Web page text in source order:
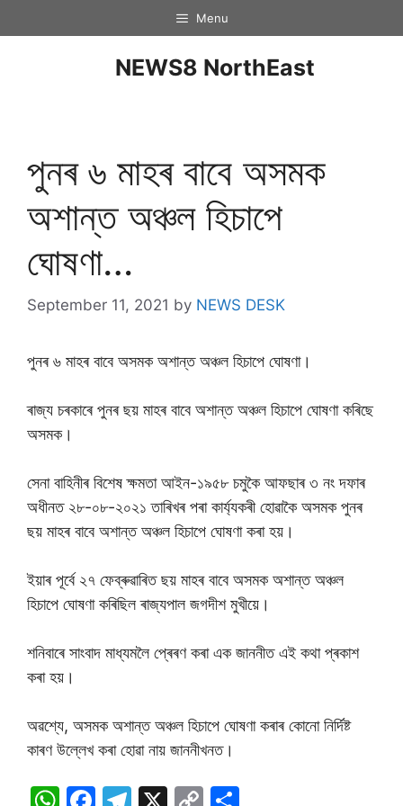
Menu
NEWS8 NorthEast
পুনৰ ৬ মাহৰ বাবে অসমক
অশান্ত অঞ্চল হিচাপে
ঘোষণা…
September 11, 2021 by NEWS DESK
পুনৰ ৬ মাহৰ বাবে অসমক অশান্ত অঞ্চল হিচাপে ঘোষণা।
ৰাজ্য চৰকাৰে পুনৰ ছয় মাহৰ বাবে অশান্ত অঞ্চল হিচাপে ঘোষণা কৰিছে
অসমক।
সেনা বাহিনীৰ বিশেষ ক্ষমতা আইন-১৯৫৮ চমুকৈ আফছাৰ ৩ নং দফাৰ
অধীনত ২৮-০৮-২০২১ তাৰিখৰ পৰা কাৰ্য্যকৰী হোৱাকৈ অসমক পুনৰ
ছয় মাহৰ বাবে অশান্ত অঞ্চল হিচাপে ঘোষণা কৰা হয়।
ইয়াৰ পূৰ্বে ২৭ ফেব্ৰুৱাৰিত ছয় মাহৰ বাবে অসমক অশান্ত অঞ্চল
হিচাপে ঘোষণা কৰিছিল ৰাজ্যপাল জগদীশ মুখীয়ে।
শনিবাৰে সাংবাদ মাধ্যমলৈ প্ৰেৰণ কৰা এক জাননীত এই কথা প্ৰকাশ
কৰা হয়।
অৱশ্যে, অসমক অশান্ত অঞ্চল হিচাপে ঘোষণা কৰাৰ কোনো নিৰ্দিষ্ট
কাৰণ উল্লেখ কৰা হোৱা নায় জাননীখনত।